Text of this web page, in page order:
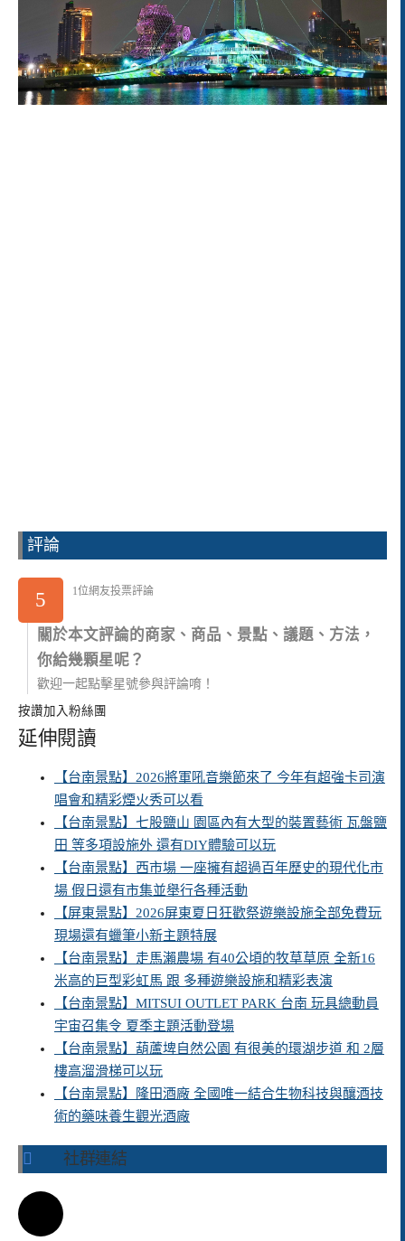
評論
5 1位網友投票評論
關於本文評論的商家、商品、景點、議題、方法，
你給幾顆星呢？
歡迎一起點擊星號參與評論唷！
按讚加入粉絲團
延伸閱讀
【台南景點】2026將軍吼音樂節來了 今年有超強卡司演
唱會和精彩煙火秀可以看
【台南景點】七股鹽山 園區內有大型的裝置藝術 瓦盤鹽
田 等多項設施外 還有DIY體驗可以玩
【台南景點】西市場 一座擁有超過百年歷史的現代化市
場 假日還有市集並舉行各種活動
【屏東景點】2026屏東夏日狂歡祭遊樂設施全部免費玩
現場還有蠟筆小新主題特展
【台南景點】走馬瀨農場 有40公頃的牧草草原 全新16
米高的巨型彩虹馬 跟 多種遊樂設施和精彩表演
【台南景點】MITSUI OUTLET PARK 台南 玩具總動員
宇宙召集令 夏季主題活動登場
【台南景點】葫蘆埤自然公園 有很美的環湖步道 和 2層
樓高溜滑梯可以玩
【台南景點】隆田酒廠 全國唯一結合生物科技與釀酒技
術的藥味養生觀光酒廠
社群連結